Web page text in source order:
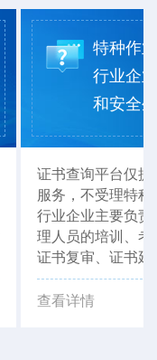
特种作
行业企
和安全
证书查询平台仅
服务，不受理特
行业企业主要负
理人员的培训、
证书复审、证书
以联系当地有资
如：湖北省思特
查看详情